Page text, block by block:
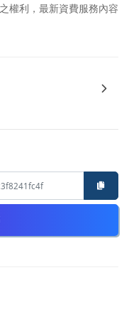
權利，最新資費服務內容